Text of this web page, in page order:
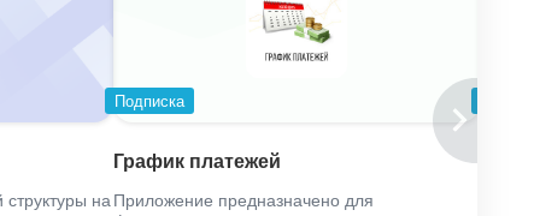
на
Подписка
График платежей
Приложение предназначено для